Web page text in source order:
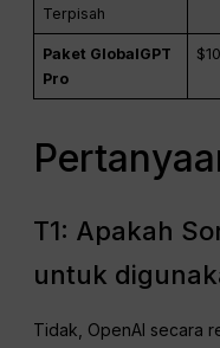
Terpisah
Paket GlobalGPT
Pro
T1: Apakah
untuk
Tidak, OpenAI secara